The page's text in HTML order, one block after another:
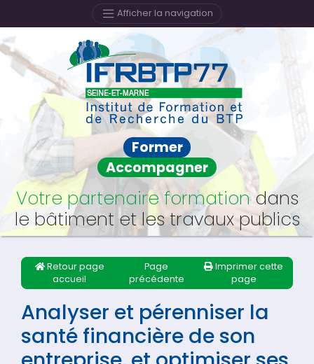
Afficher la navigation
Former
Accompagner
Votre partenaire formationdans
le bâtiment et les travaux publics
Retour page
accueil
Page
précédente
Imprimer cette
page
Analyser et pérenniser la
santé financière de son